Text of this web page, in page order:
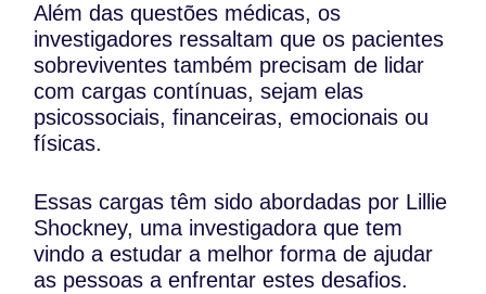
Além das questões médicas, os
investigadores ressaltam que os pacientes
sobreviventes também precisam de lidar
com cargas contínuas, sejam elas
psicossociais, financeiras, emocionais ou
físicas.
Essas cargas têm sido abordadas por Lillie
Shockney, uma investigadora que tem
vindo a estudar a melhor forma de ajudar
as pessoas a enfrentar estes desafios.